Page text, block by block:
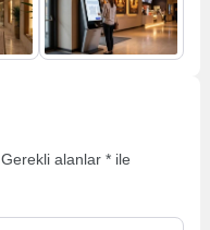
Gerekli alanlar* ile